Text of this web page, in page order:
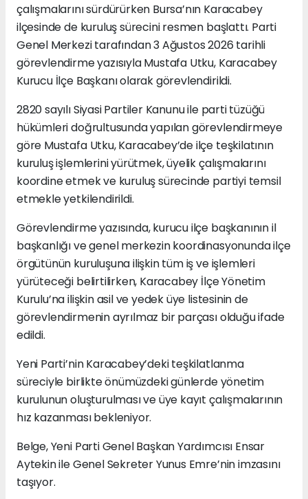
çalışmalarını sürdürürken Bursa’nın Karacabey
ilçesinde de kuruluş sürecini resmen başlattı. Parti
Genel Merkezi tarafından 3 Ağustos 2026 tarihli
görevlendirme yazısıyla Mustafa Utku, Karacabey
Kurucu İlçe Başkanı olarak görevlendirildi.
2820 sayılı Siyasi Partiler Kanunu ile parti tüzüğü
hükümleri doğrultusunda yapılan görevlendirmeye
göre Mustafa Utku, Karacabey’de ilçe teşkilatının
kuruluş işlemlerini yürütmek, üyelik çalışmalarını
koordine etmek ve kuruluş sürecinde partiyi temsil
etmekle yetkilendirildi.
Görevlendirme yazısında, kurucu ilçe başkanının il
başkanlığı ve genel merkezin koordinasyonunda ilçe
örgütünün kuruluşuna ilişkin tüm iş ve işlemleri
yürüteceği belirtilirken, Karacabey İlçe Yönetim
Kurulu’na ilişkin asil ve yedek üye listesinin de
görevlendirmenin ayrılmaz bir parçası olduğu ifade
edildi.
Yeni Parti’nin Karacabey’deki teşkilatlanma
süreciyle birlikte önümüzdeki günlerde yönetim
kurulunun oluşturulması ve üye kayıt çalışmalarının
hız kazanması bekleniyor.
Belge, Yeni Parti Genel Başkan Yardımcısı Ensar
Aytekin ile Genel Sekreter Yunus Emre’nin imzasını
taşıyor.